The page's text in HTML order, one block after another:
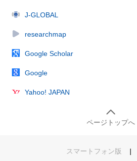
J-GLOBAL
researchmap
Google Scholar
Google
Yahoo! JAPAN
ページトップへ
スマートフォン版 |